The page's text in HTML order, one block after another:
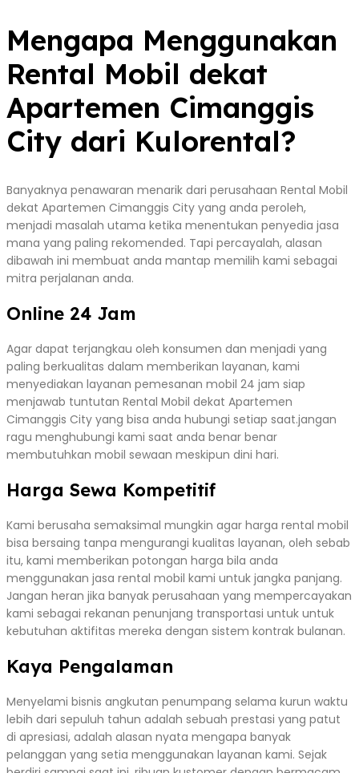
Mengapa Menggunakan
Rental Mobil dekat
Apartemen Cimanggis
City dari Kulorental?
Banyaknya penawaran menarik dari perusahaan Rental Mobil
dekat Apartemen Cimanggis City yang anda peroleh,
menjadi masalah utama ketika menentukan penyedia jasa
mana yang paling rekomended. Tapi percayalah, alasan
dibawah ini membuat anda mantap memilih kami sebagai
mitra perjalanan anda.
Online 24 Jam
Agar dapat terjangkau oleh konsumen dan menjadi yang
paling berkualitas dalam memberikan layanan, kami
menyediakan layanan pemesanan mobil 24 jam siap
menjawab tuntutan Rental Mobil dekat Apartemen
Cimanggis City yang bisa anda hubungi setiap saat.jangan
ragu menghubungi kami saat anda benar benar
membutuhkan mobil sewaan meskipun dini hari.
Harga Sewa Kompetitif
Kami berusaha semaksimal mungkin agar harga rental mobil
bisa bersaing tanpa mengurangi kualitas layanan, oleh sebab
itu, kami memberikan potongan harga bila anda
menggunakan jasa rental mobil kami untuk jangka panjang.
Jangan heran jika banyak perusahaan yang mempercayakan
kami sebagai rekanan penunjang transportasi untuk untuk
kebutuhan aktifitas mereka dengan sistem kontrak bulanan.
Kaya Pengalaman
Menyelami bisnis angkutan penumpang selama kurun waktu
lebih dari sepuluh tahun adalah sebuah prestasi yang patut
di apresiasi, adalah alasan nyata mengapa banyak
pelanggan yang setia menggunakan layanan kami. Sejak